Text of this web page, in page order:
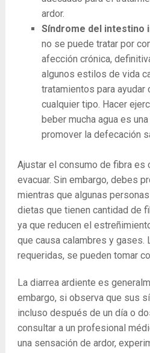
ardor.
Síndrome del intestino
no se puede tratar por
afección crónica,
algunos estilos de vida
tratamientos para
cualquier tipo. Hacer
beber mucha agua es
promover la defecación
Ajustar el consumo de fibra es
evacuar. Sin embargo, debes
mientras que algunas
dietas que tienen cantidad de
ya que reducen el
que causa calambres y gases.
requeridas, se pueden tomar
La diarrea ardiente es
embargo, si observa que sus
incluso después de un día o
consultar a un profesional
una sensación de ardor,